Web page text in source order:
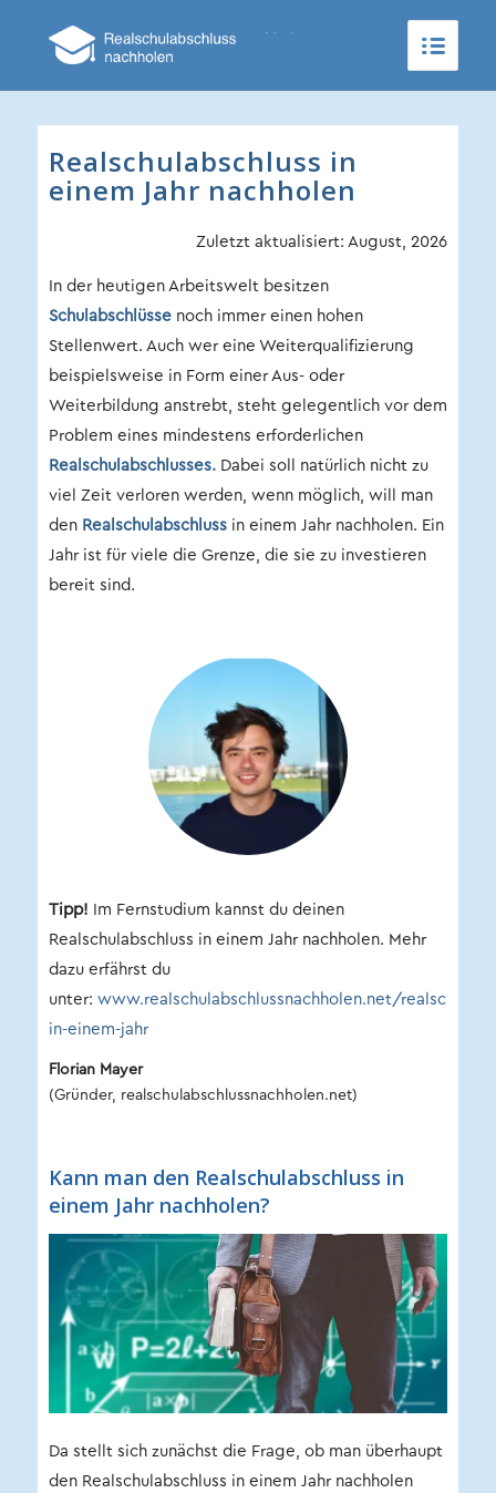
Realschulabschluss in
einem Jahr nachholen
Zuletzt aktualisiert: August, 2026
In der heutigen Arbeitswelt besitzen
Schulabschlüssenoch immer einen hohen
Stellenwert. Auch wer eine Weiterqualifizierung
beispielsweise in Form einer Aus- oder
Weiterbildung anstrebt, steht gelegentlich vor dem
Problem eines mindestens erforderlichen
Realschulabschlusses.Dabei soll natürlich nicht zu
viel Zeit verloren werden, wenn möglich, will man
den Realschulabschlussin einem Jahr nachholen. Ein
Jahr ist für viele die Grenze, die sie zu investieren
bereit sind.
Tipp! Im Fernstudium kannst du deinen
Realschulabschluss in einem Jahr nachholen. Mehr
dazu erfährst du
unter: www.realschulabschlussnachholen.net/
in-einem-jahr
Florian Mayer
(Gründer, realschulabschlussnachholen.net)
Kann man den Realschulabschluss in
einem Jahr nachholen?
Da stellt sich zunächst die Frage, ob man überhaupt
den Realschulabschluss in einem Jahr nachholen